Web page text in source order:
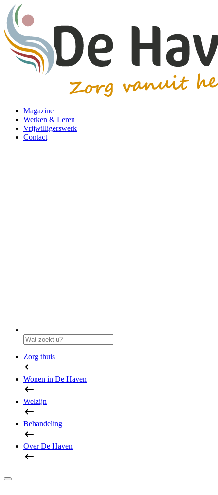
Magazine
Werken & Leren
Vrijwilligerswerk
Contact
Zorg thuis
Wonen in De Haven
Welzijn
Behandeling
Over De Haven